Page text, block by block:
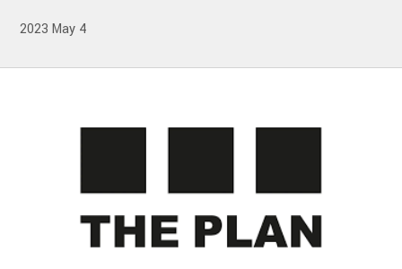
2023 May 4